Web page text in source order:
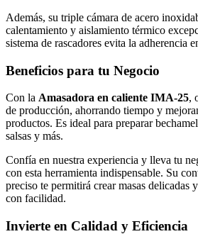
Además, su triple cámara de acero
calentamiento y aislamiento térmico
sistema de rascadores evita la adherencia
Beneficios para tu Negocio
Con la Amasadora en caliente IMA-25,
de producción, ahorrando tiempo y
productos. Es ideal para preparar
salsas y más.
Confía en nuestra experiencia y lleva tu
con esta herramienta indispensable. Su
preciso te permitirá crear masas delicadas
con facilidad.
Invierte en Calidad y Eficiencia